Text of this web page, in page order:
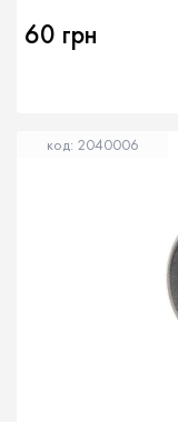
60 грн
код: 2040006